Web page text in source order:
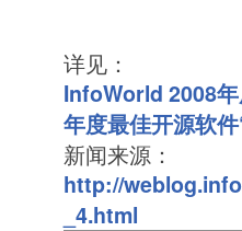
详见：
InfoWorld 2008
年度最佳开源软
新闻来源：
http://
_4.html